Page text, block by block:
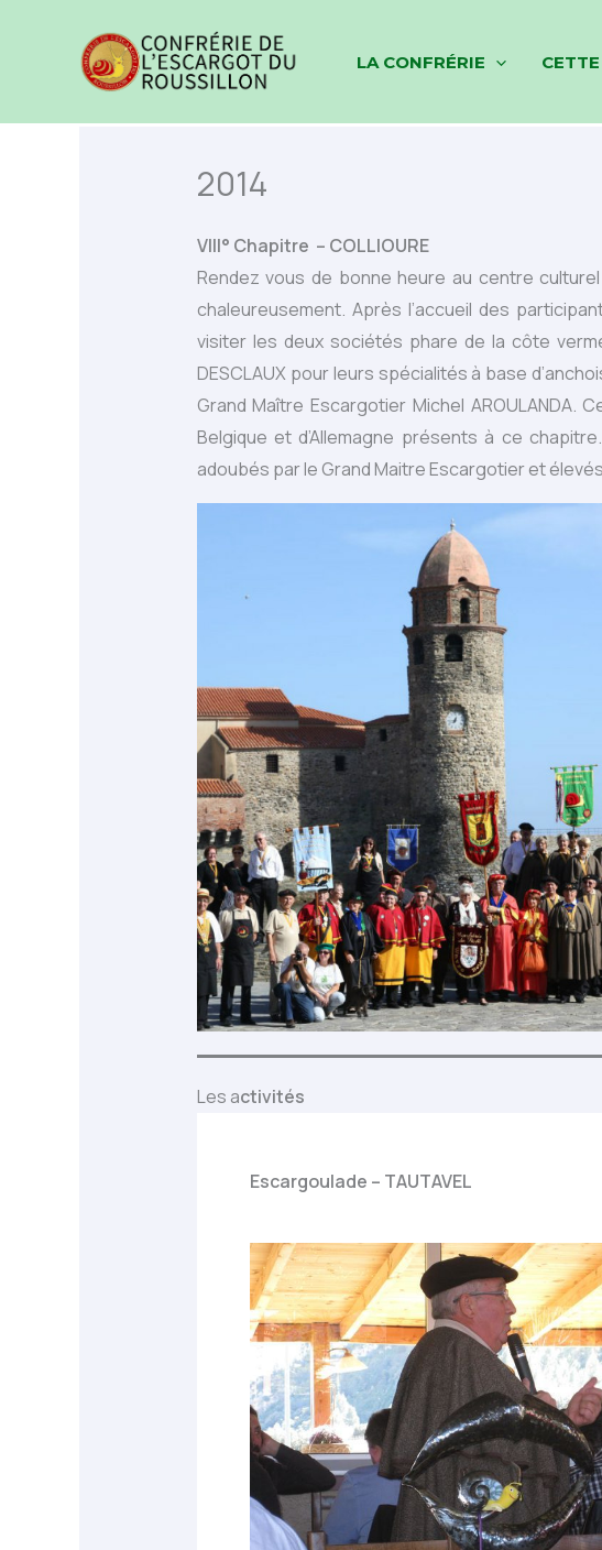
LA CONFRÉRIE
2014
VIII° Chapitre – COLLIOURE
Rendez vous de bonne heure au centre
chaleureusement. Après l’accueil des
visiter les deux sociétés phare de la côte
DESCLAUX pour leurs spécialités à base
Grand Maître Escargotier Michel AROULANDA.
Belgique et d’Allemagne présents à ce
adoubés par le Grand Maitre Escargotier et élevés
Les activités
Escargoulade – TAUTAVEL